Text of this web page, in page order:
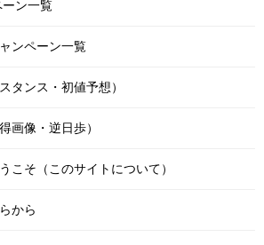
ン一覧
ンペーン一覧
タンス・初値予想）
画像・逆日歩）
こそ（このサイトについて）
から